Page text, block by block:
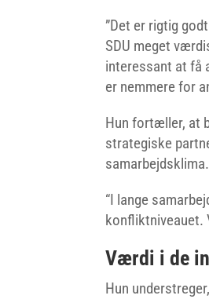
”Det er rigtig
SDU meget
interessant at få
er nemmere for
Hun fortæller, at
strategiske
“I lange
konfliktniveauet.
Værdi i de
Hun